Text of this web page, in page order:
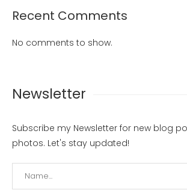
Recent Comments
No comments to show.
Newsletter
Subscribe my Newsletter for new blog
photos. Let's stay updated!